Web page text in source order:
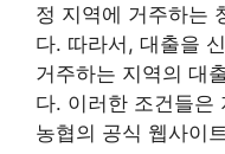
정 지역에 거주하는
다. 따라서, 대출을
거주하는 지역의 대
다. 이러한 조건들은
농협의 공식 웹사이